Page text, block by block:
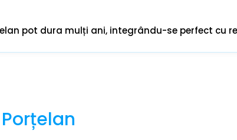
pot dura mulți ani, integrându-se perfect cu